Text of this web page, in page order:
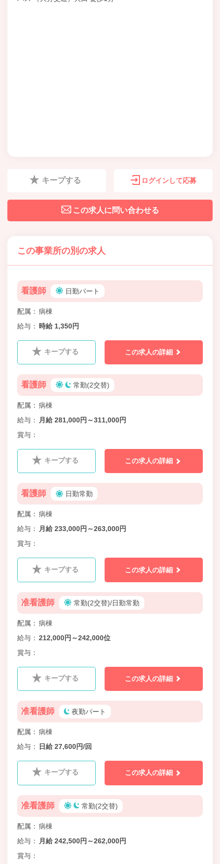
キープする ログインして応募
この求人に問い合わせる
この事業所の別の求人
看護師 日勤パート
配属
病棟
給与
時給 1,350円
キープする この求人の詳細
看護師 常勤(2交替)
配属
病棟
給与
月給 281,000円～311,000円
賞与
キープする この求人の詳細
看護師 日勤常勤
配属
病棟
給与
月給 233,000円～263,000円
賞与
キープする この求人の詳細
准看護師 常勤(2交替)/日勤常勤
配属
病棟
給与
212,000円～242,000位
賞与
キープする この求人の詳細
准看護師 夜勤パート
配属
病棟
給与
日給 27,600円/回
キープする この求人の詳細
准看護師 常勤(2交替)
配属
病棟
給与
月給 242,500円～262,000円
賞与